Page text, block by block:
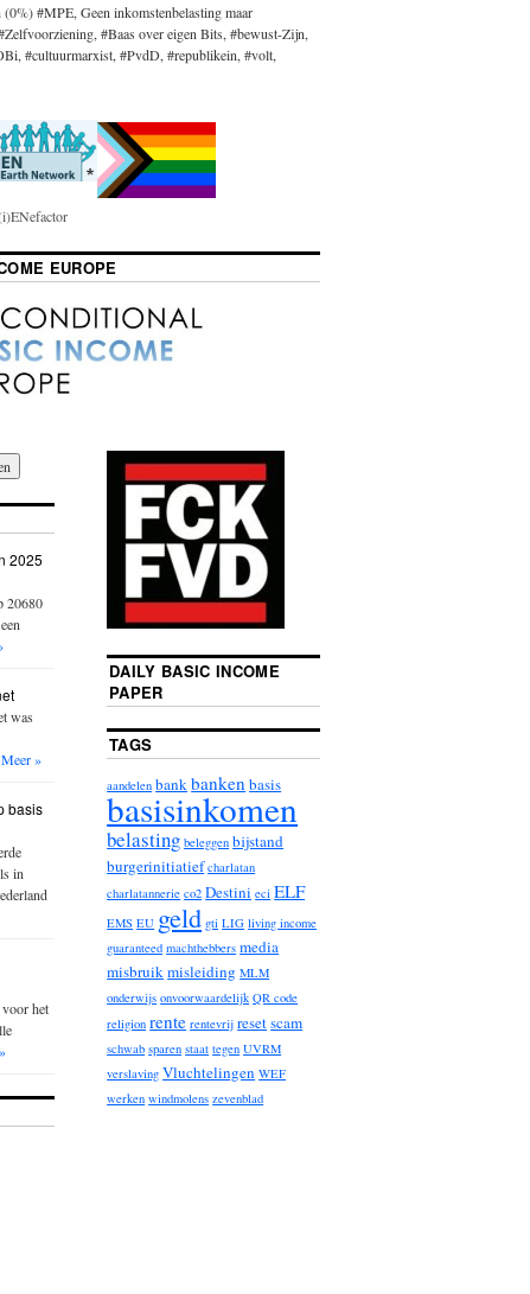
#MPE, Geen inkomstenbelasting maar
#Baas over eigen Bits, #bewust-Zijn,
#cultuurmarxist, #PvdD, #republikein, #volt,
EUROPE
2025
20680
was
Meer »
basis
in
het
DAILY BASIC INCOME
PAPER
TAGS
aandelen bankbankenbasis
basisinkomen
belasting beleggen bijstand
burgerinitiatief charlatan
charlatannerie co2 Destini eci ELF
EMS EU geld gti LIG living income
guaranteed machthebbers media
misbruikmisleiding MLM
onderwijs onvoorwaardelijk QR code
religion rente rentevrij resetscam
schwab sparen staat tegen UVRM
verslaving Vluchtelingen WEF
werken windmolens zevenblad